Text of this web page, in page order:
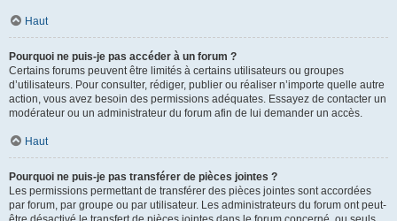
Haut
Pourquoi ne puis-je pas accéder à un forum ?
Certains forums peuvent être limités à certains utilisateurs ou groupes
d’utilisateurs. Pour consulter, rédiger, publier ou réaliser n’importe quelle autre
action, vous avez besoin des permissions adéquates. Essayez de contacter un
modérateur ou un administrateur du forum afin de lui demander un accès.
Haut
Pourquoi ne puis-je pas transférer de pièces jointes ?
Les permissions permettant de transférer des pièces jointes sont accordées
par forum, par groupe ou par utilisateur. Les administrateurs du forum ont peut-